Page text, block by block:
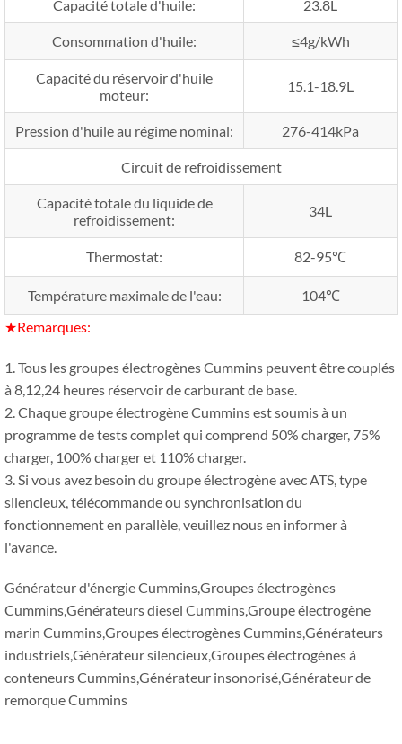
Capacité totale d'huile: 23.8L
Consommation d'huile: ≤4g/kWh
Capacité du réservoir d'huile
moteur:
15.1-18.9L
Pression d'huile au régime nominal: 276-414kPa
Circuit de refroidissement
Capacité totale du liquide de
refroidissement:
34L
Thermostat: 82-95℃
Température maximale de l'eau:
104℃
★Remarques:
1. Tous les groupes électrogènes Cummins peuvent être couplés
à 8,12,24 heures réservoir de carburant de base.
2. Chaque groupe électrogène Cummins est soumis à un
programme de tests complet qui comprend 50% charger, 75%
charger, 100% charger et 110% charger.
3. Si vous avez besoin du groupe électrogène avec ATS, type
silencieux, télécommande ou synchronisation du
fonctionnement en parallèle, veuillez nous en informer à
l'avance.
Générateur d'énergie Cummins,Groupes électrogènes
Cummins,Générateurs diesel Cummins,Groupe électrogène
marin Cummins,Groupes électrogènes Cummins,Générateurs
industriels,Générateur silencieux,Groupes électrogènes à
conteneurs Cummins,Générateur insonorisé,Générateur de
remorque Cummins